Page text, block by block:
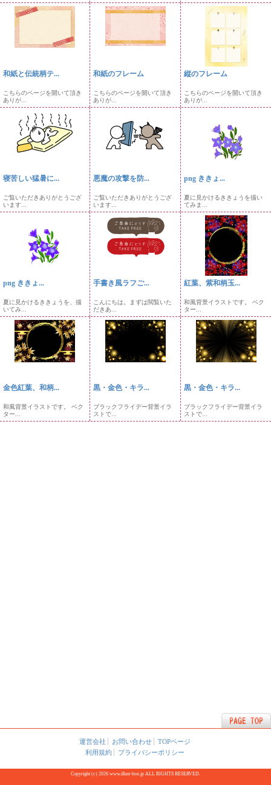
和紙と伝統柄テ...
こちらのページを開いて頂き
ありが...
和紙のフレーム
こちらのページを開いて頂き
ありが...
縦のフレーム
こちらのページを開いて頂き
ありが...
寝苦しい猛暑に...
ご覧いただきありがとうござ
います...
悪魔の攻撃を防...
ご覧いただきありがとうござ
います...
png ききょ...
夏に見かけるききょうを描い
てみま...
png ききょ...
夏に見かけるききょうを、描
いてみ...
手書き風ラフご...
こんにちは。まずは閲覧いた
だきあ...
紅葉、紫和柄玉...
和風背景イラストです。 ベク
ター...
金色紅葉、和柄...
和風背景イラストです。 ベク
ター...
黒・金色・キラ...
ブラックフライデー背景イラ
ストで...
黒・金色・キラ...
ブラックフライデー背景イラ
ストで...
運営会社 お問い合わせ
TOPページ
利用規約
プライバシーポリシー
Copyright (c) 2026 www.illust-box.jp ALL RIGHTS RESERVED.